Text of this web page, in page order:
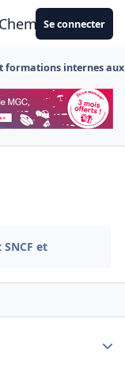
Se connecter
formations internes
et